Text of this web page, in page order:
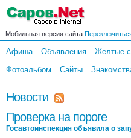
Мобильная версия сайта
Афиша Объявления Желтые
Фотоальбом
Сайты
Новости
Проверка на пороге
Госавтоинспекция объявила о